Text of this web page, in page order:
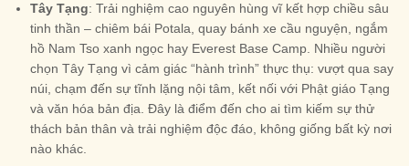
Tây Tạng: Trải nghiệm cao nguyên hùng vĩ kết hợp chiều sâu
tinh thần – chiêm bái Potala, quay bánh xe cầu nguyện, ngắm
hồ Nam Tso xanh ngọc hay Everest Base Camp. Nhiều người
chọn Tây Tạng vì cảm giác “hành trình” thực thụ: vượt qua say
núi, chạm đến sự tĩnh lặng nội tâm, kết nối với Phật giáo Tạng
và văn hóa bản địa. Đây là điểm đến cho ai tìm kiếm sự thử
thách bản thân và trải nghiệm độc đáo, không giống bất kỳ nơi
nào khác.